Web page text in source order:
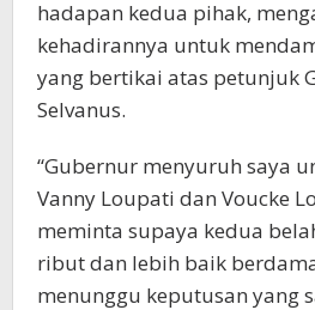
hadapan kedua pihak,
kehadirannya untuk
yang bertikai atas petunjuk
Selvanus.
“Gubernur menyuruh saya
Vanny Loupati dan Voucke
meminta supaya kedua
ribut dan lebih baik
menunggu keputusan yang